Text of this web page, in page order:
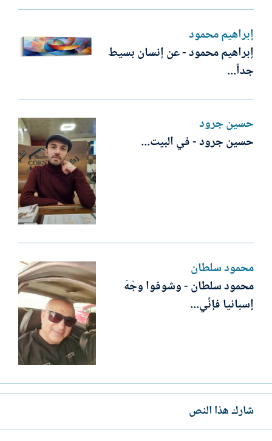
إبراهيم محمود
إبراهيم محمود - عن إنسان بسيط
جداً...
حسين جرود
حسين جرود - في البيت...
محمود سلطان
محمود سلطان - وشوفوا وجْهَ
إسبانيا فإنِّي...
شارك هذا النص